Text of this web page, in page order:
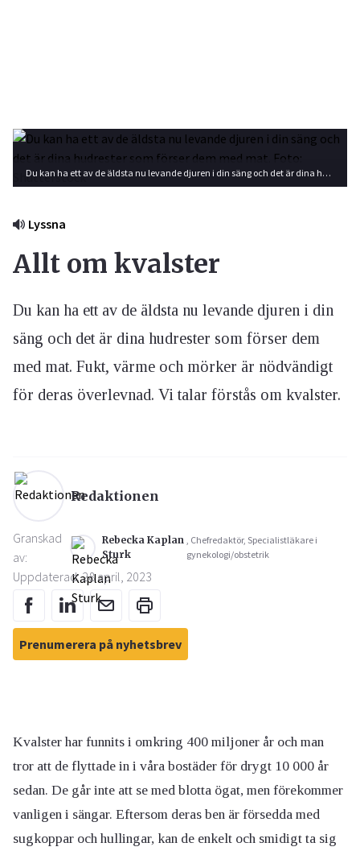
Du kan ha ett av de äldsta nu levande djuren i din säng och det är dina hudrester som förser dem med mat. Foto: Shutterstock
Lyssna
Allt om kvalster
Du kan ha ett av de äldsta nu levande djuren i din
säng och det är dina hudrester som förser dem
med mat. Fukt, värme och mörker är nödvändigt
för deras överlevnad. Vi talar förstås om kvalster.
Redaktionen
Granskad
av:
Rebecka Kaplan
Sturk
, Chefredaktör, Specialistläkare i
gynekologi/obstetrik
Uppdaterad: 28 april, 2023
Prenumerera på nyhetsbrev
Kvalster har funnits i omkring 400 miljoner år och man
tror att de flyttade in i våra bostäder för drygt 10 000 år
sedan. De går inte att se med blotta ögat, men förekommer
vanligen i sängar. Eftersom deras ben är försedda med
sugkoppar och hullingar, kan de enkelt och smidigt ta sig